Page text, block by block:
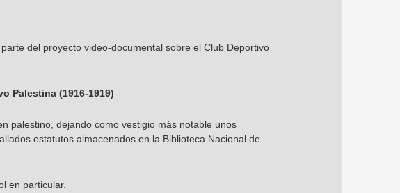
del proyecto video-documental sobre el Club Deportivo
Palestina (1916-1919)
palestino, dejando como vestigio más notable unos
estatutos almacenados en la Biblioteca Nacional de
en particular.